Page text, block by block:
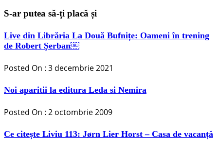
S-ar putea să-ți placă și
Live din Librăria La Două Bufnițe: Oameni în trening
de Robert Șerban￼
Posted On : 3 decembrie 2021
Noi aparitii la editura Leda si Nemira
Posted On : 2 octombrie 2009
Ce citește Liviu 113: Jørn Lier Horst – Casa de vacanță